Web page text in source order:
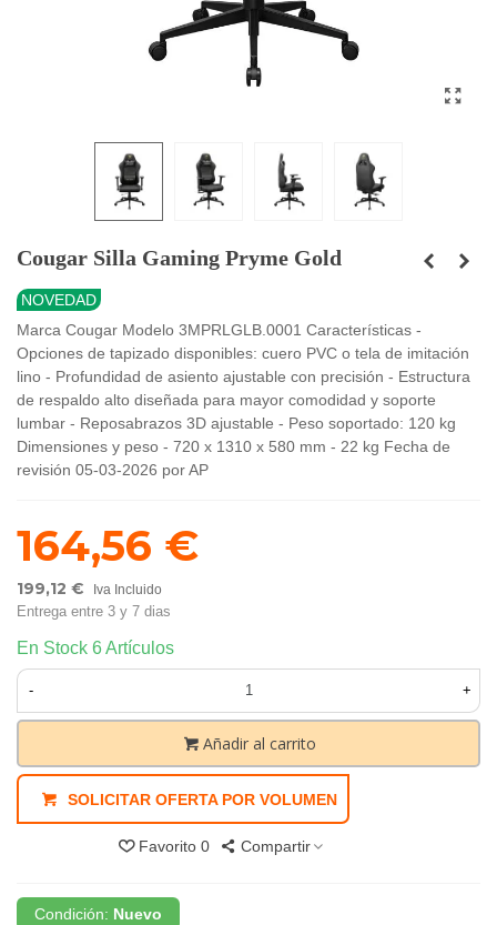
Cougar Silla Gaming Pryme Gold
NOVEDAD
Marca Cougar Modelo 3MPRLGLB.0001 Características -
Opciones de tapizado disponibles: cuero PVC o tela de imitación
lino - Profundidad de asiento ajustable con precisión - Estructura
de respaldo alto diseñada para mayor comodidad y soporte
lumbar - Reposabrazos 3D ajustable - Peso soportado: 120 kg
Dimensiones y peso - 720 x 1310 x 580 mm - 22 kg Fecha de
revisión 05-03-2026 por AP
164,56 €
199,12 € Iva Incluido
Entrega entre 3 y 7 dias
En Stock 6 Artículos
- +
Añadir al carrito
SOLICITAR OFERTA POR VOLUMEN
Favorito 0 Compartir
Condición: Nuevo